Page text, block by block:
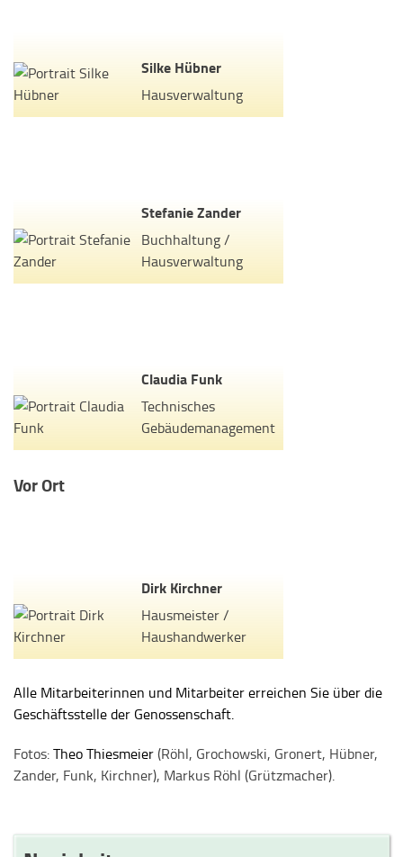
Silke Hübner
Hausverwaltung
Stefanie Zander
Buchhaltung /
Hausverwaltung
Claudia Funk
Technisches
Gebäudemanagement
Vor Ort
Dirk Kirchner
Hausmeister /
Haushandwerker
Alle Mitarbeiterinnen und Mitarbeiter erreichen Sie über die
Geschäftsstelle der Genossenschaft.
Fotos:Theo Thiesmeier(Röhl, Grochowski, Gronert, Hübner,
Zander, Funk, Kirchner), Markus Röhl (Grützmacher).